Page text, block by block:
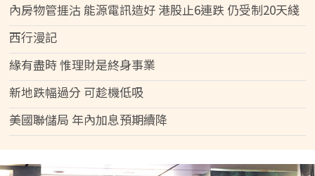
內房物管捱沽 能源電訊造好 港股止6連跌 仍受制20天綫
西行漫記
緣有盡時 惟理財是終身事業
新地跌幅過分 可趁機低吸
美國聯儲局 年內加息預期續降